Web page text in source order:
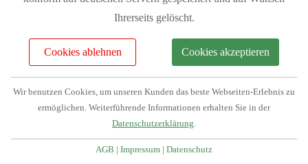
hre Vorteile bei Prikker-Carports
Verkauf vom Hersteller
Produziert in Deutschland
Bequemer Online-Kauf
Bundesweite Lieferung
Individuelle Planung Ihres Projektes
Kostenlose Beratung und Angebotserstellung
Mehr Vorteileanzeigen
In den Warenkorb
Ihrerseits gelöscht.
Cookies ablehnen Cookies akzeptieren
Wir benutzen Cookies, um unseren Kunden das beste Webseiten-Erlebnis zu
ermöglichen. Weiterführende Informationen erhalten Sie in der
Datenschutzerklärung.
AGB Impressum Datenschutz